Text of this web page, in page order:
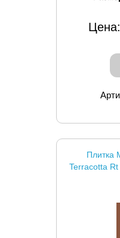
Цена:
Плитка
Terracotta